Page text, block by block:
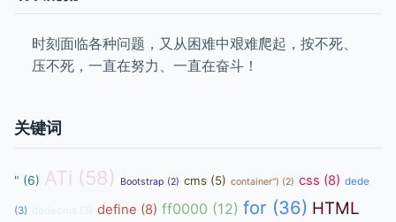
时刻面临各种问题，又从困难中艰难爬起，按不死、
压不死，一直在努力、一直在奋斗！
关键词
" (6) ATi (58) Bootstrap (2) cms (5) container") (2) css (8) dede
(3) dedecms (3) define (8) ff0000 (12) for (36) HTML